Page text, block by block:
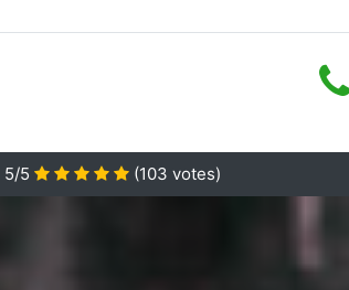
5/5 (103 votes)